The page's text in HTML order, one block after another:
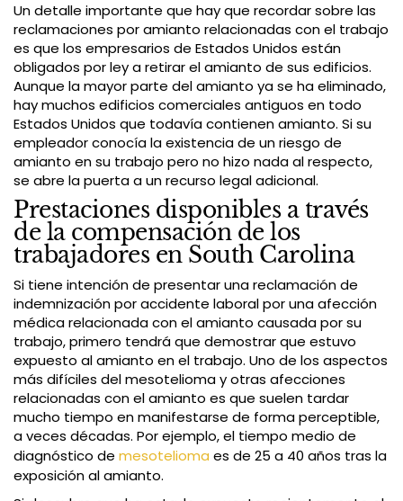
Un detalle importante que hay que recordar sobre las
reclamaciones por amianto relacionadas con el trabajo
es que los empresarios de Estados Unidos están
obligados por ley a retirar el amianto de sus edificios.
Aunque la mayor parte del amianto ya se ha eliminado,
hay muchos edificios comerciales antiguos en todo
Estados Unidos que todavía contienen amianto. Si su
empleador conocía la existencia de un riesgo de
amianto en su trabajo pero no hizo nada al respecto,
se abre la puerta a un recurso legal adicional.
Prestaciones disponibles a través
de la compensación de los
trabajadores en South Carolina
Si tiene intención de presentar una reclamación de
indemnización por accidente laboral por una afección
médica relacionada con el amianto causada por su
trabajo, primero tendrá que demostrar que estuvo
expuesto al amianto en el trabajo. Uno de los aspectos
más difíciles del mesotelioma y otras afecciones
relacionadas con el amianto es que suelen tardar
mucho tiempo en manifestarse de forma perceptible,
a veces décadas. Por ejemplo, el tiempo medio de
diagnóstico de mesotelioma es de 25 a 40 años tras la
exposición al amianto.